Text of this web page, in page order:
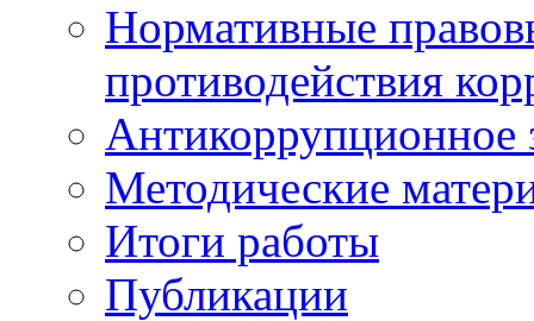
Нормативные
противодействия
Антикоррупционное
Методические
Итоги работы
Публикации